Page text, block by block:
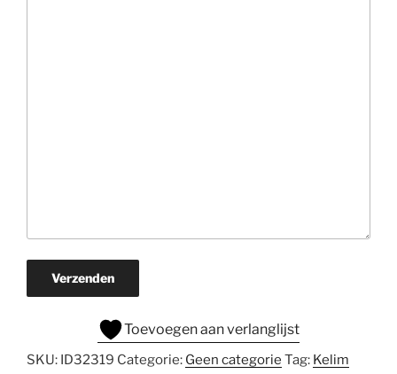
Verzenden
Toevoegen aan verlanglijst
SKU: ID32319 Categorie: Geen categorie Tag: Kelim